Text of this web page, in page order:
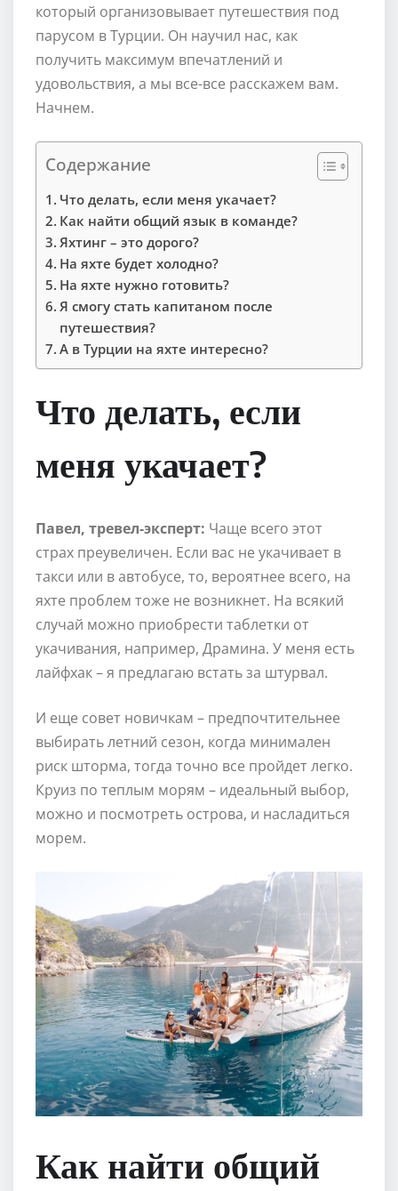
который организовывает путешествия под
парусом в Турции. Он научил нас, как
получить максимум впечатлений и
удовольствия, а мы все-все расскажем вам.
Начнем.
Содержание
Что делать, если меня укачает?
Как найти общий язык в команде?
Яхтинг – это дорого?
На яхте будет холодно?
На яхте нужно готовить?
Я смогу стать капитаном после
путешествия?
А в Турции на яхте интересно?
Что делать, если
меня укачает?
Павел, тревел-эксперт: Чаще всего этот
страх преувеличен. Если вас не укачивает в
такси или в автобусе, то, вероятнее всего, на
яхте проблем тоже не возникнет. На всякий
случай можно приобрести таблетки от
укачивания, например, Драмина. У меня есть
лайфхак – я предлагаю встать за штурвал.
И еще совет новичкам – предпочтительнее
выбирать летний сезон, когда минимален
риск шторма, тогда точно все пройдет легко.
Круиз по теплым морям – идеальный выбор,
можно и посмотреть острова, и насладиться
морем.
Как найти общий